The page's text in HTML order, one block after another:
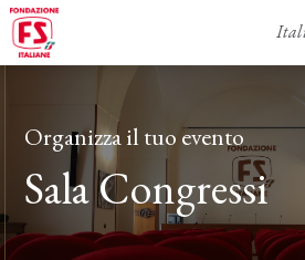
Organizza il tuo evento
Sala Congressi